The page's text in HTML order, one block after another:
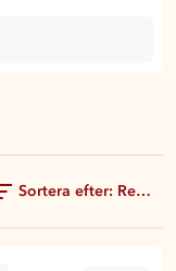
Sortera efter: